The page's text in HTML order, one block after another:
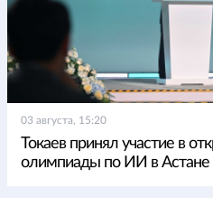
03 августа, 15:20
Токаев принял участие в
олимпиады по ИИ в Астане